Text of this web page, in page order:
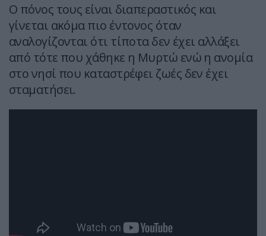
Ο πόνος τους είναι διαπεραστικός και
γίνεται ακόμα πιο έντονος όταν
αναλογίζονται ότι τίποτα δεν έχει αλλάξει
από τότε που χάθηκε η Μυρτώ ενώ η ανομία
στο νησί που καταστρέφει ζωές δεν έχει
σταματήσει.